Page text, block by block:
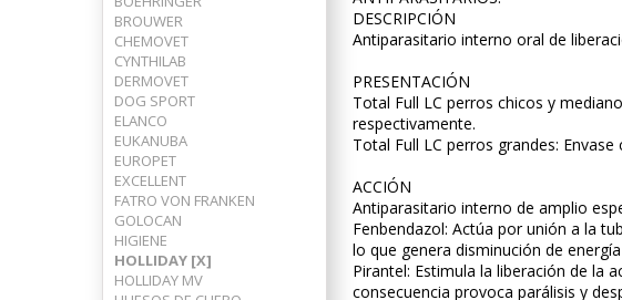
BROUWER
CHEMOVET
CYNTHILAB
DERMOVET
DOG SPORT
ELANCO
EUKANUBA
EUROPET
EXCELLENT
FATRO VON FRANKEN
GOLOCAN
HIGIENE
HOLLIDAY [X]
HOLLIDAY MV
DESCRIPCIÓN
Antiparasitario interno oral de
PRESENTACIÓN
Total Full LC perros chicos y
respectivamente.
Total Full LC perros grandes:
ACCIÓN
Antiparasitario interno de amplio
Fenbendazol: Actúa por unión a la
lo que genera disminución de
Pirantel: Estimula la liberación de la
consecuencia provoca parálisis y